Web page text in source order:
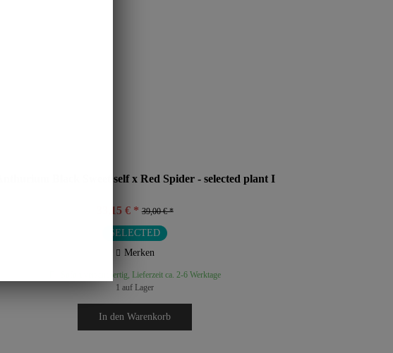
Anthurium Black Sweet self x Red Spider - selected plant I
33,15 € * 39,00 € *
SELECTED
Merken
Sofort versandfertig, Lieferzeit ca. 2-6 Werktage
1 auf Lager
In den Warenkorb